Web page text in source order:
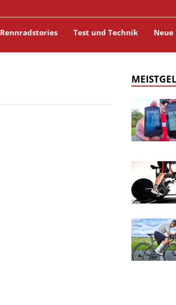
Rennradstories Test und Technik